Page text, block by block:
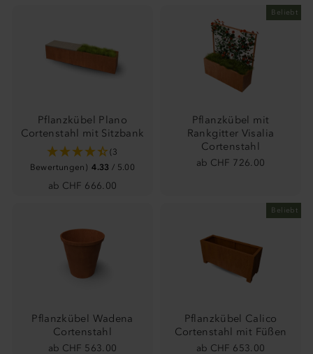
Pflanzkübel Plano
Cortenstahl mit Sitzbank
(3
Bewertungen) 4.33 / 5.00
ab CHF 666.00
Beliebt
Pflanzkübel mit
Rankgitter Visalia
Cortenstahl
ab CHF 726.00
Pflanzkübel Wadena
Cortenstahl
ab CHF 563.00
Beliebt
Pflanzkübel Calico
Cortenstahl mit Füßen
ab CHF 653.00